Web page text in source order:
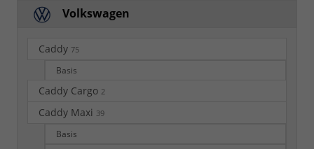
Volkswagen
Caddy 75
Basis
Caddy Cargo 2
Caddy Maxi 39
Basis